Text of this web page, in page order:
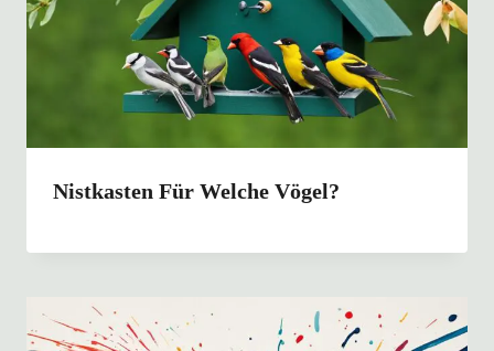
Nistkasten Für Welche Vögel?